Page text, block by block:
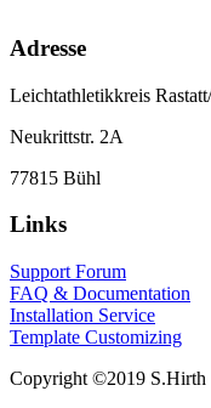
Adresse
Leichtathletikkreis
Neukrittstr. 2A
77815 Bühl
Links
Support Forum
FAQ & Documentation
Installation Service
Template Customizing
Copyright ©2019 S.Hirth